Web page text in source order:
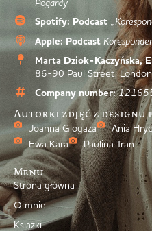
Pogardy
Spotify: Podcast
Apple: Podcast
Marta Dziok-Kaczyńska,
86-90 Paul Street,
Company number:
Autorki zdjęć z designu
Joanna Glogaza Ania
Ewa Kara
Paulina Tran
Menu
Strona główna
O mnie
Książki